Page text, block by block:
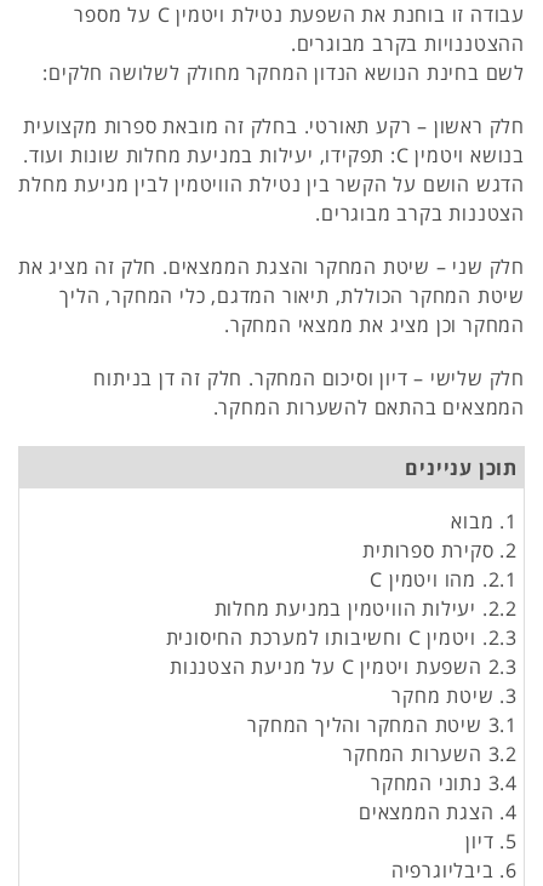
עבודה זו בוחנת את השפעת נטילת ויטמין C על מספר
ההצטננויות בקרב מבוגרים.
לשם בחינת הנושא הנדון המחקר מחולק לשלושה חלקים:
חלק ראשון – רקע תאורטי. בחלק זה מובאת ספרות מקצועית
בנושא ויטמין C: תפקידו, יעילות במניעת מחלות שונות ועוד.
הדגש הושם על הקשר בין נטילת הוויטמין לבין מניעת מחלת
הצטננות בקרב מבוגרים.
חלק שני – שיטת המחקר והצגת הממצאים. חלק זה מציג את
שיטת המחקר הכוללת, תיאור המדגם, כלי המחקר, הליך
המחקר וכן מציג את ממצאי המחקר.
חלק שלישי – דיון וסיכום המחקר. חלק זה דן בניתוח
הממצאים בהתאם להשערות המחקר.
תוכן עניינים
1. מבוא
2. סקירת ספרותית
2.1. מהו ויטמין C
2.2. יעילות הוויטמין במניעת מחלות
2.3. ויטמין C וחשיבותו למערכת החיסונית
2.3 השפעת ויטמין C על מניעת הצטננות
3. שיטת מחקר
3.1 שיטת המחקר והליך המחקר
3.2 השערות המחקר
3.4 נתוני המחקר
4. הצגת הממצאים
5. דיון
6. ביבליוגרפיה